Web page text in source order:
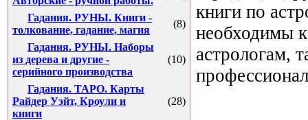
Гадания. РУНЫ. Книги -
толкование, гадание, магия
(8)
Гадания. РУНЫ. Наборы
из дерева и другие -
серийного производства
(10)
Гадания. ТАРО. Карты
Райдер Уэйт, Кроули и
книги
(28)
книги по
необходимы
астрологам,